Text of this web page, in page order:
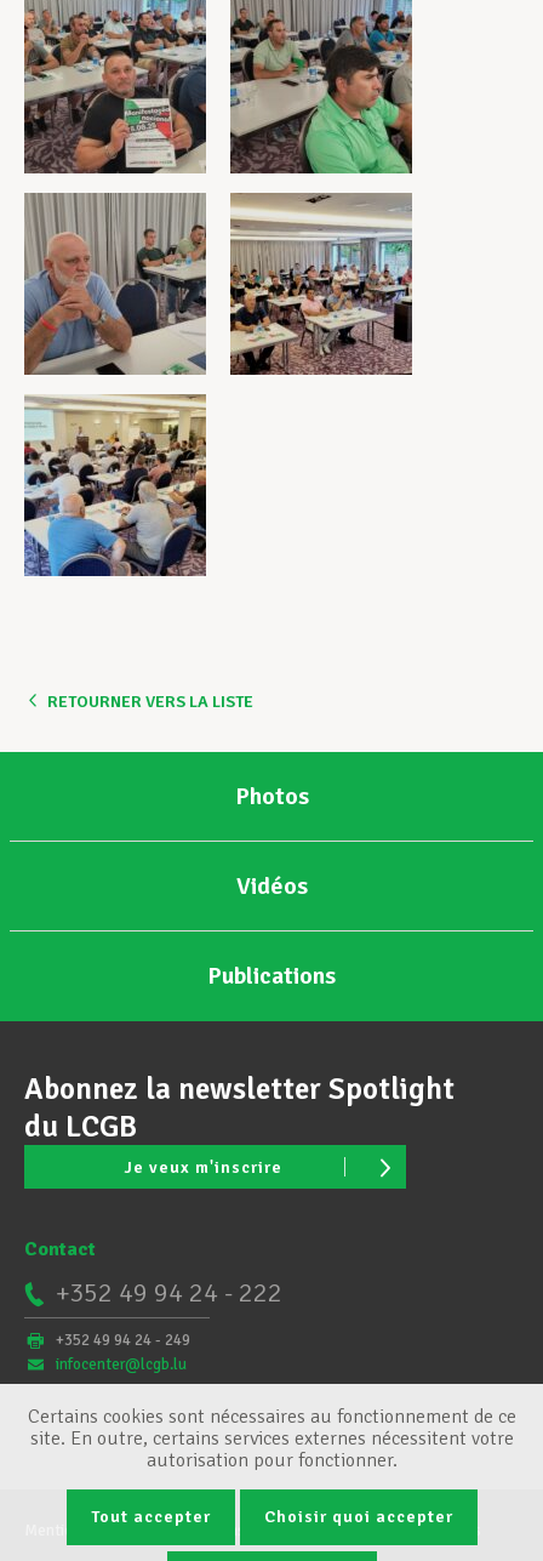
RETOURNER VERS LA LISTE
Photos
Vidéos
Publications
Abonnez la newsletter Spotlight
du LCGB
Je veux m'inscrire
Contact
+352 49 94 24 - 222
+352 49 94 24 - 249
infocenter@lcgb.lu
Conditions générales Gestion des cookies
Certains cookies sont nécessaires au fonctionnement de ce
site. En outre, certains services externes nécessitent votre
autorisation pour fonctionner.
Tout accepter Choisir quoi accepter